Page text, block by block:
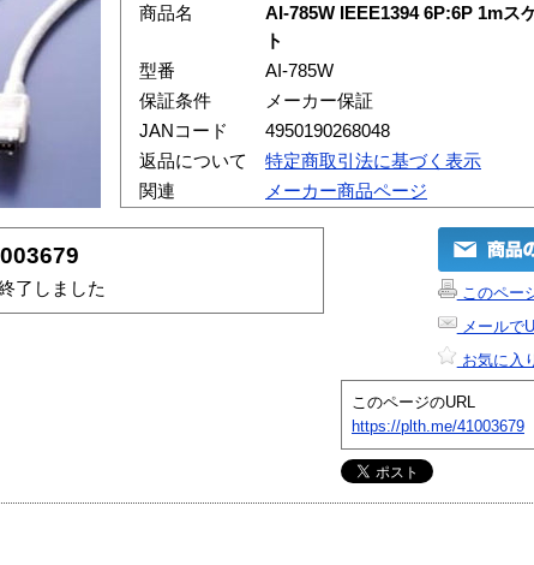
商品名
AI-785W IEEE1394 6P:6P 1mス
ト
型番
AI-785W
保証条件
メーカー保証
JANコード
4950190268048
返品について
特定商取引法に基づく表示
関連
メーカー商品ページ
了しました
このペー
メールで
お気に入
このページのURL
https://plth.me/41003679